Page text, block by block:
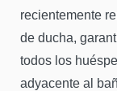
recientemente
de ducha,
todos los
adyacente al